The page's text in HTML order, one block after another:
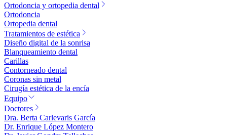
Ortodoncia y ortopedia dental
Ortodoncia
Ortopedia dental
Tratamientos de estética
Diseño digital de la sonrisa
Blanqueamiento dental
Carillas
Contorneado dental
Coronas sin metal
Cirugía estética de la encía
Equipo
Doctores
Dra. Berta Carlevaris García
Dr. Enrique López Montero